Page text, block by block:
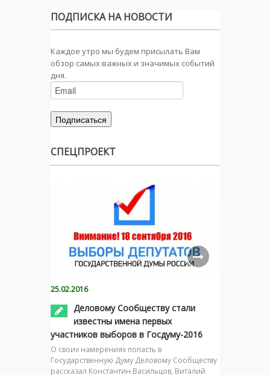
ПОДПИСКА НА НОВОСТИ
Каждое утро мы будем присылать Вам
обзор самых важных и значимых событий
дня.
СПЕЦПРОЕКТ
25.02.2016
Деловому Сообществу стали
известны имена первых
участников выборов в Госдуму-2016
О своих намерениях попасть в
Государственную Думу Деловому Сообществу
рассказал Константин Васильцов, Виталий